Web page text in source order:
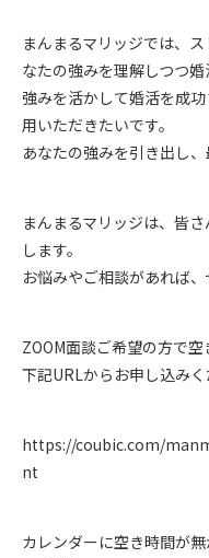
まんまるマリッジでは、
なたの強みを理解しつつ婚
強みを活かして婚活を成
用いただきたいです。
あなたの強みを引き出し
まんまるマリッジは、皆
します。
お悩みやご相談があれば
ZOOM面談ご希望の方で
下記URLからお申し込みく
https://coubic.com/
nt
カレンダーに空き時間が